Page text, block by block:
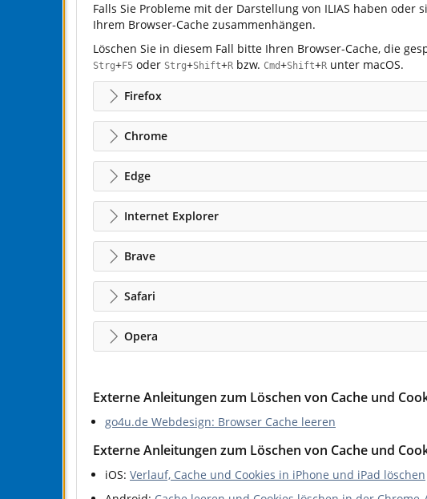
Falls Sie Probleme mit der Darstellung von ILIAS haben
Ihrem Browser-Cache zusammenhängen.
Löschen Sie in diesem Fall bitte Ihren Browser-Cache, die
Strg+F5 oder Strg+Shift+R bzw. Cmd+Shift+R unter macOS.
Firefox
Chrome
Edge
Internet Explorer
Brave
Safari
Opera
Externe Anleitungen zum Löschen von Cache und
go4u.de Webdesign: Browser Cache leeren
Externe Anleitungen zum Löschen von Cache und
iOS: Verlauf, Cache und Cookies in iPhone und iPad löschen